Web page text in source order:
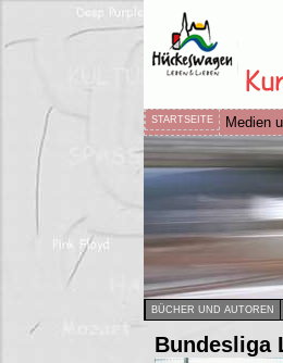
STARTSEITE Medien
BÜCHER UND AUTOREN
Bundesliga